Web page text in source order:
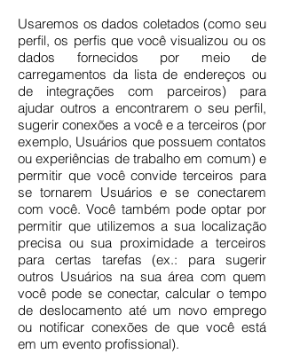
Usaremos os dados coletados (como seu
perfil, os perfis que você visualizou ou os
dados fornecidos por meio de
carregamentos da lista de endereços ou
de integrações com parceiros) para
ajudar outros a encontrarem o seu perfil,
sugerir conexões a você e a terceiros (por
exemplo, Usuários que possuem contatos
ou experiências de trabalho em comum) e
permitir que você convide terceiros para
se tornarem Usuários e se conectarem
com você. Você também pode optar por
permitir que utilizemos a sua localização
precisa ou sua proximidade a terceiros
para certas tarefas (ex.: para sugerir
outros Usuários na sua área com quem
você pode se conectar, calcular o tempo
de deslocamento até um novo emprego
ou notificar conexões de que você está
em um evento profissional).